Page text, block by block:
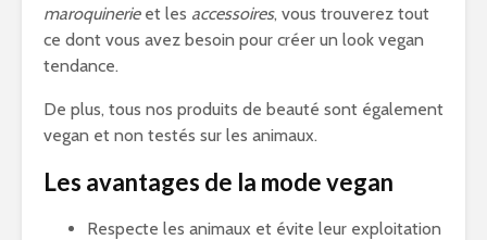
maroquinerieet les accessoires, vous trouverez tout
ce dont vous avez besoin pour créer un look vegan
tendance.
De plus, tous nos produits de beauté sont également
vegan et non testés sur les animaux.
Les avantages de la mode vegan
Respecte les animaux et évite leur exploitation